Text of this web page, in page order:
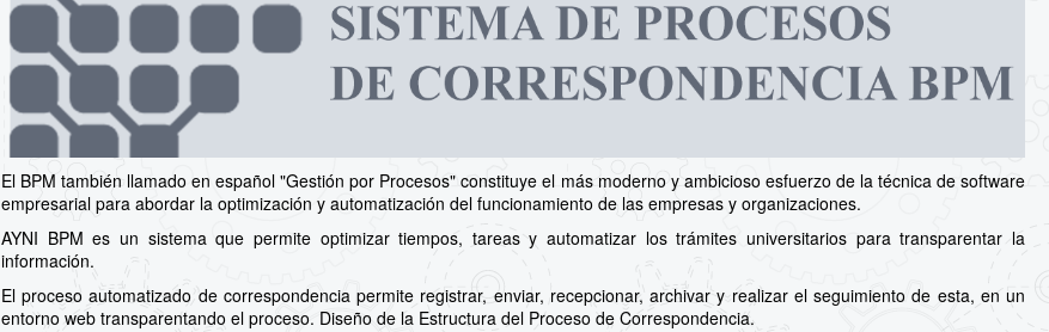
El BPM también llamado en español "Gestión por Procesos" constituye el más moderno y ambicioso esfuerzo de la técnica de software
empresarial para abordar la optimización y automatización del funcionamiento de las empresas y organizaciones.
AYNI BPM es un sistema que permite optimizar tiempos, tareas y automatizar los trámites universitarios para transparentar la
información.
El proceso automatizado de correspondencia permite registrar, enviar, recepcionar, archivar y realizar el seguimiento de esta, en un
entorno web transparentando el proceso. Diseño de la Estructura del Proceso de Correspondencia.